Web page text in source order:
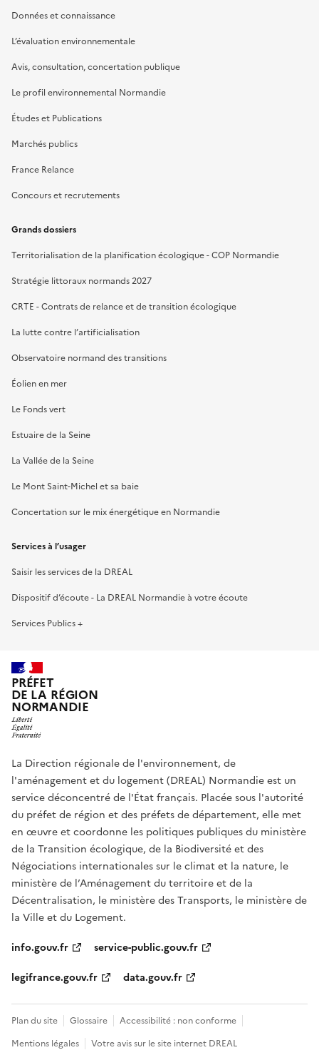
Données et connaissance
L’évaluation environnementale
Avis, consultation, concertation publique
Le profil environnemental Normandie
Études et Publications
Marchés publics
France Relance
Concours et recrutements
Grands dossiers
Territorialisation de la planification écologique - COP Normandie
Stratégie littoraux normands 2027
CRTE - Contrats de relance et de transition écologique
La lutte contre l’artificialisation
Observatoire normand des transitions
Éolien en mer
Le Fonds vert
Estuaire de la Seine
La Vallée de la Seine
Le Mont Saint-Michel et sa baie
Concertation sur le mix énergétique en Normandie
Services à l’usager
Saisir les services de la DREAL
Dispositif d’écoute - La DREAL Normandie à votre écoute
Services Publics +
PRÉFET
DE LA RÉGION
NORMANDIE
La Direction régionale de l'environnement, de
l'aménagement et du logement (DREAL) Normandie est un
service déconcentré de l'État français. Placée sous l'autorité
du préfet de région et des préfets de département, elle met
en œuvre et coordonne les politiques publiques du ministère
de la Transition écologique, de la Biodiversité et des
Négociations internationales sur le climat et la nature, le
ministère de l’Aménagement du territoire et de la
Décentralisation, le ministère des Transports, le ministère de
la Ville et du Logement.
info.gouv.fr
service-public.gouv.fr
legifrance.gouv.fr
data.gouv.fr
Plan du site Glossaire
Accessibilité : non conforme
Mentions légales
Votre avis sur le site internet DREAL